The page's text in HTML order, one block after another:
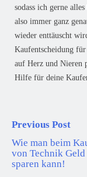
sodass ich gerne
also immer ganz
wieder enttäuscht
Kaufentscheidung
auf Herz und Nieren
Hilfe für deine
Previous Post
Wie man beim
von Technik Geld
sparen kann!